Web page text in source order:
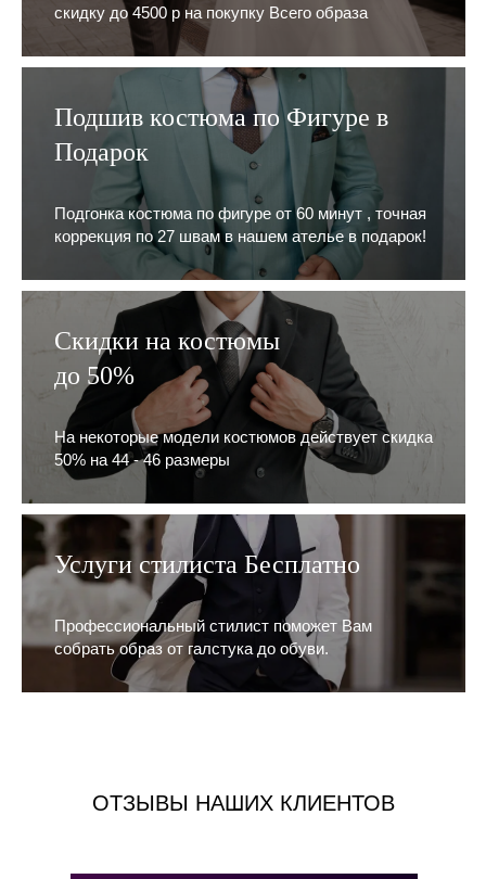
скидку до 4500 р на покупку Всего образа
Подшив костюма по Фигуре в
Подарок
Подгонка костюма по фигуре от 60 минут , точная
коррекция по 27 швам в нашем ателье в подарок!
Скидки на костюмы
до 50%
На некоторые модели костюмов действует скидка
50% на 44 - 46 размеры
Услуги стилиста Бесплатно
Профессиональный стилист поможет Вам
собрать образ от галстука до обуви.
ОТЗЫВЫ НАШИХ КЛИЕНТОВ